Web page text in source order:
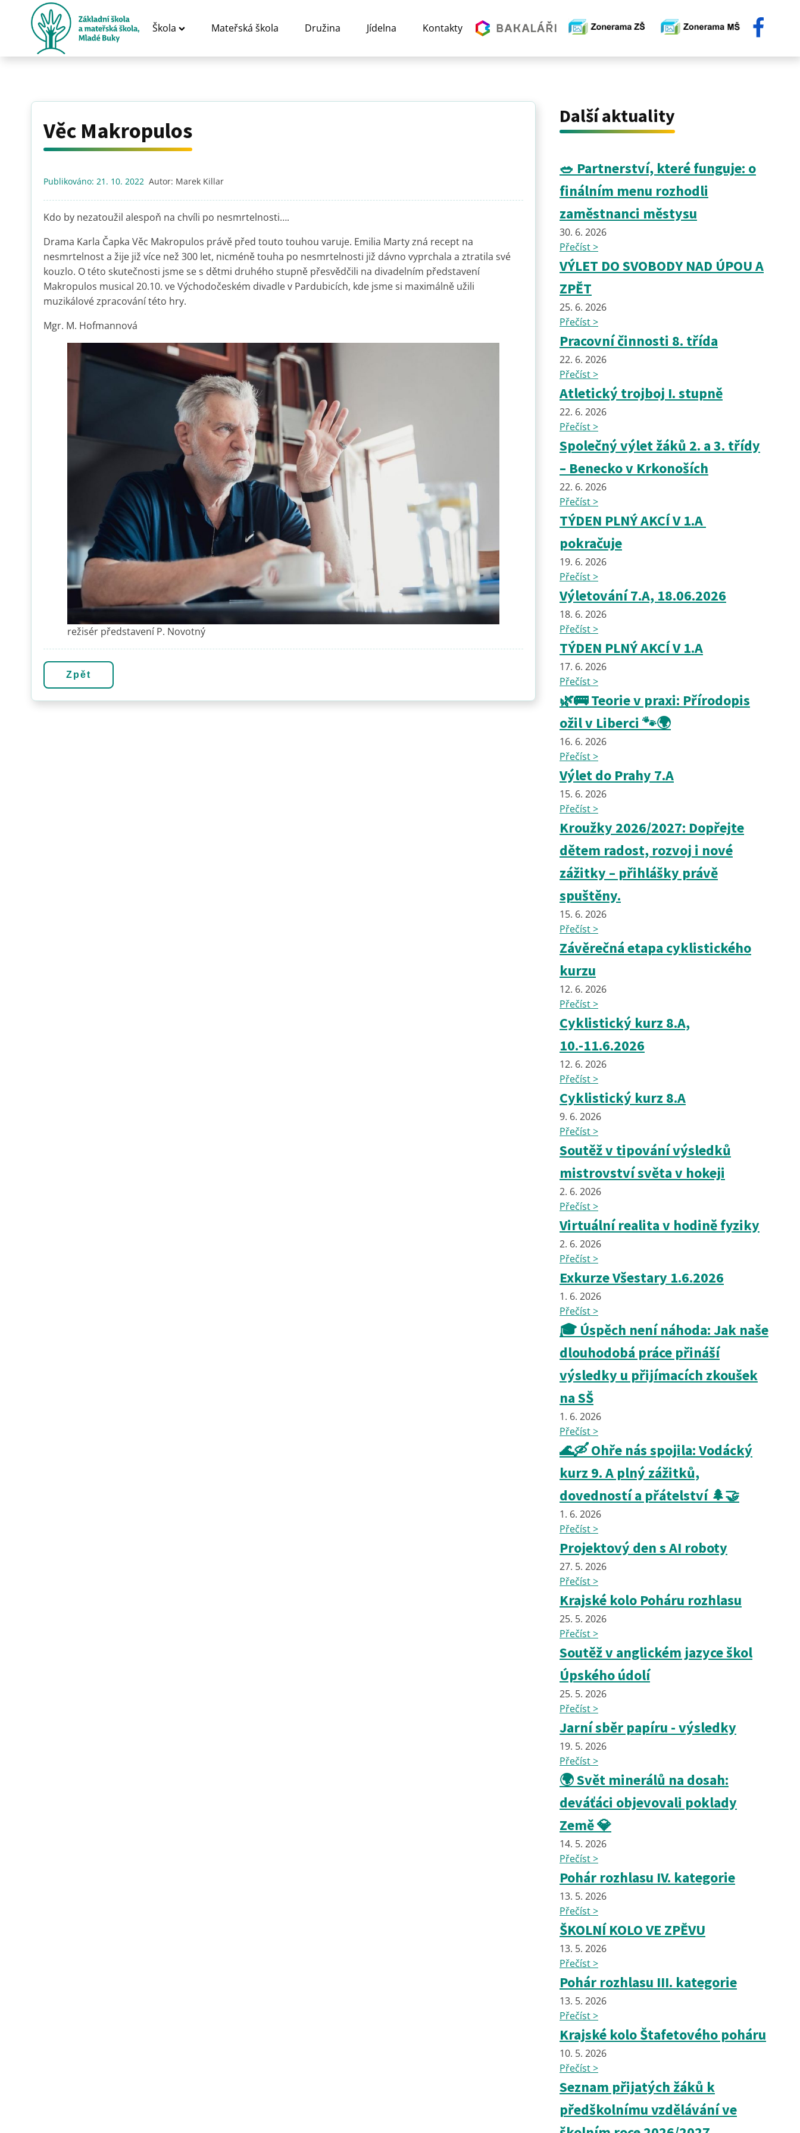
Škola Mateřská škola Družina Jídelna Kontakty
Věc Makropulos
Publikováno: 21. 10. 2022 Autor: Marek Killar
Kdo by nezatoužil alespoň na chvíli po nesmrtelnosti….
Drama Karla Čapka Věc Makropulos právě před touto touhou varuje. Emilia Marty zná recept na
nesmrtelnost a žije již více než 300 let, nicméně touha po nesmrtelnosti již dávno vyprchala a ztratila své
kouzlo. O této skutečnosti jsme se s dětmi druhého stupně přesvědčili na divadelním představení
Makropulos musical 20.10. ve Východočeském divadle v Pardubicích, kde jsme si maximálně užili
muzikálové zpracování této hry.
Mgr. M. Hofmannová
režisér představení P. Novotný
Zpět
Další aktuality
🥗 Partnerství, které funguje: o
finálním menu rozhodli
zaměstnanci městysu
30. 6. 2026
Přečíst >
VÝLET DO SVOBODY NAD ÚPOU A
ZPĚT
25. 6. 2026
Přečíst >
Pracovní činnosti 8. třída
22. 6. 2026
Přečíst >
Atletický trojboj I. stupně
22. 6. 2026
Přečíst >
Společný výlet žáků 2. a 3. třídy
– Benecko v Krkonoších
22. 6. 2026
Přečíst >
TÝDEN PLNÝ AKCÍ V 1.A
pokračuje
19. 6. 2026
Přečíst >
Výletování 7.A, 18.06.2026
18. 6. 2026
Přečíst >
TÝDEN PLNÝ AKCÍ V 1.A
17. 6. 2026
Přečíst >
🌿🚌 Teorie v praxi: Přírodopis
ožil v Liberci 🐾🌍
16. 6. 2026
Přečíst >
Výlet do Prahy 7.A
15. 6. 2026
Přečíst >
Kroužky 2026/2027: Dopřejte
dětem radost, rozvoj i nové
zážitky – přihlášky právě
spuštěny.
15. 6. 2026
Přečíst >
Závěrečná etapa cyklistického
kurzu
12. 6. 2026
Přečíst >
Cyklistický kurz 8.A,
10.-11.6.2026
12. 6. 2026
Přečíst >
Cyklistický kurz 8.A
9. 6. 2026
Přečíst >
Soutěž v tipování výsledků
mistrovství světa v hokeji
2. 6. 2026
Přečíst >
Virtuální realita v hodině fyziky
2. 6. 2026
Přečíst >
Exkurze Všestary 1.6.2026
1. 6. 2026
Přečíst >
🎓 Úspěch není náhoda: Jak naše
dlouhodobá práce přináší
výsledky u přijímacích zkoušek
na SŠ
1. 6. 2026
Přečíst >
🌊🛶 Ohře nás spojila: Vodácký
kurz 9. A plný zážitků,
dovedností a přátelství 🌲🤝
1. 6. 2026
Přečíst >
Projektový den s AI roboty
27. 5. 2026
Přečíst >
Krajské kolo Poháru rozhlasu
25. 5. 2026
Přečíst >
Soutěž v anglickém jazyce škol
Úpského údolí
25. 5. 2026
Přečíst >
Jarní sběr papíru - výsledky
19. 5. 2026
Přečíst >
🌍 Svět minerálů na dosah:
deváťáci objevovali poklady
Země 💎
14. 5. 2026
Přečíst >
Pohár rozhlasu IV. kategorie
13. 5. 2026
Přečíst >
ŠKOLNÍ KOLO VE ZPĚVU
13. 5. 2026
Přečíst >
Pohár rozhlasu III. kategorie
13. 5. 2026
Přečíst >
Krajské kolo Štafetového poháru
10. 5. 2026
Přečíst >
Seznam přijatých žáků k
předškolnímu vzdělávání ve